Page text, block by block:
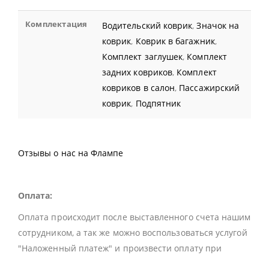
Комплектация Водительский коврик,Значок на
коврик, Коврик в багажник,
Комплект заглушек, Комплект
задних ковриков, Комплект
ковриков в салон, Пассажирский
коврик, Подпятник
Отзывы о нас на Флампе
Оплата:
Оплата происходит после выставленного счета нашим
сотрудником, а так же можно воспользоваться услугой
"Наложенный платеж" и произвести оплату при